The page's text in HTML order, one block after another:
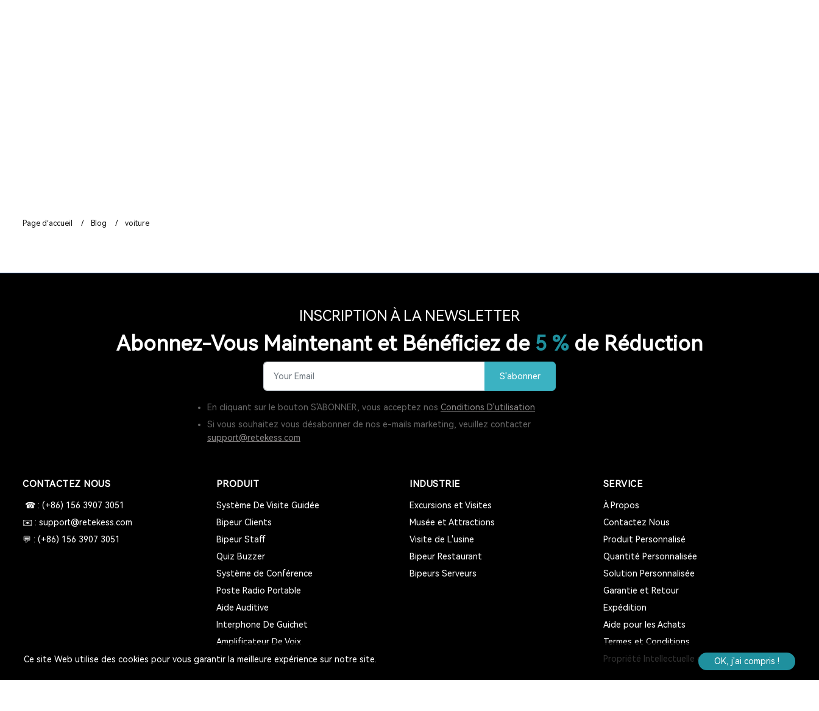
RADIO DE DOUCHE
INTERPHONE DE FENÊTRE
SYSTÈME D'INTERPHONE DE COMPTEUR À
DEUX VOIES
LE SIGNAL 2.4G EST UNIVERSEL
Page d’accueil / Blog / voiture
INSCRIPTION À LA NEWSLETTER
Abonnez-Vous Maintenant et Bénéficiez de 5 %de Réduction
S'abonner
En cliquant sur le bouton S'ABONNER, vous acceptez nos Conditions D'utilisation
Si vous souhaitez vous désabonner de nos e-mails marketing, veuillez contacter
support@retekess.com
CONTACTEZ NOUS
☎ : (+86) 156 3907 3051
✉️ : support@retekess.com
💬 : (+86) 156 3907 3051
PRODUIT
Système De Visite Guidée
Bipeur Clients
Bipeur Staff
Quiz Buzzer
Système de Conférence
Poste Radio Portable
Aide Auditive
Interphone De Guichet
Amplificateur De Voix
INDUSTRIE
Excursions et Visites
Musée et Attractions
Visite de L'usine
Bipeur Restaurant
Bipeurs Serveurs
SERVICE
À Propos
Contactez Nous
Produit Personnalisé
Quantité Personnalisée
Solution Personnalisée
Garantie et Retour
Expédition
Aide pour les Achats
Termes et Conditions
Propriété Intellectuelle de Retekess
Ce site Web utilise des cookies pour vous garantir la meilleure expérience sur notre site. OK, j'ai compris !